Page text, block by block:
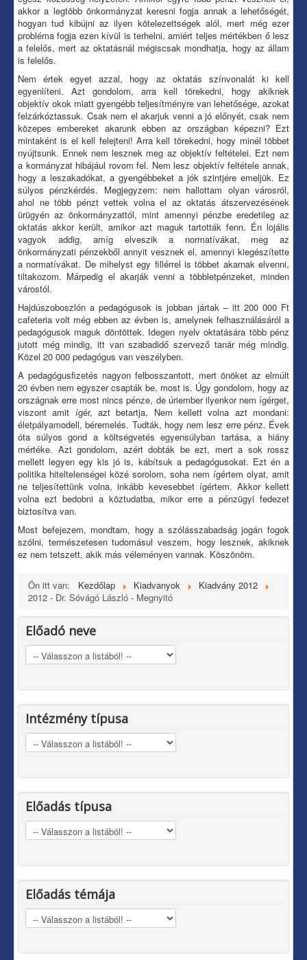
akkor a legtöbb önkormányzat keresni fogja annak a lehetőségét,
hogyan tud kibújni az ilyen kötelezettségek alól, mert még ezer
probléma fogja ezen kívül is terhelni, amiért teljes mértékben ő lesz
a felelős, mert az oktatásnál mégiscsak mondhatja, hogy az állam
is felelős.
Nem értek egyet azzal, hogy az oktatás színvonalát ki kell
egyenlíteni. Azt gondolom, arra kell törekedni, hogy akiknek
objektív okok miatt gyengébb teljesítményre van lehetősége, azokat
felzárkóztassuk. Csak nem el akarjuk venni a jó előnyét, csak nem
közepes embereket akarunk ebben az országban képezni? Ezt
mintaként is el kell felejteni! Arra kell törekedni, hogy minél többet
nyújtsunk. Ennek nem lesznek meg az objektív feltételei. Ezt nem
a kormányzat hibájául rovom fel. Nem lesz objektív feltétele annak,
hogy a leszakadókat, a gyengébbeket a jók szintjére emeljük. Ez
súlyos pénzkérdés. Megjegyzem: nem hallottam olyan városról,
ahol ne több pénzt vettek volna el az oktatás átszervezésének
ürügyén az önkormányzattól, mint amennyi pénzbe eredetileg az
oktatás akkor került, amikor azt maguk tartották fenn. Én lojális
vagyok addig, amíg elveszik a normatívákat, meg az
önkormányzati pénzekből annyit vesznek el, amennyi kiegészítette
a normatívákat. De mihelyst egy fillérrel is többet akarnak elvenni,
tiltakozom. Márpedig el akarják venni a többletpénzeket, minden
várostól.
Hajdúszoboszlón a pedagógusok is jobban jártak – itt 200 000 Ft
cafeteria volt még ebben az évben is, amelynek felhasználásáról a
pedagógusok maguk döntöttek. Idegen nyelv oktatására több pénz
jutott még mindig, itt van szabadidő szervező tanár még mindig.
Közel 20 000 pedagógus van veszélyben.
A pedagógusfizetés nagyon felbosszantott, mert önöket az elmúlt
20 évben nem egyszer csapták be, most is. Úgy gondolom, hogy az
országnak erre most nincs pénze, de úriember ilyenkor nem ígérget,
viszont amit ígér, azt betartja, Nem kellett volna azt mondani:
életpályamodell, béremelés. Tudták, hogy nem lesz erre pénz. Évek
óta súlyos gond a költségvetés egyensúlyban tartása, a hiány
mértéke. Azt gondolom, azért dobták be ezt, mert a sok rossz
mellett legyen egy kis jó is, kábítsuk a pedagógusokat. Ezt én a
politika hiteltelenségei közé sorolom, soha nem ígértem olyat, amit
ne teljesítettünk volna, inkább kevesebbet ígértem. Akkor kellett
volna ezt bedobni a köztudatba, mikor erre a pénzügyi fedezet
biztosítva van.
Most befejezem, mondtam, hogy a szólásszabadság jogán fogok
szólni, természetesen tudomásul veszem, hogy lesznek, akiknek
ez nem tetszett, akik más véleményen vannak. Köszönöm.
Ön itt van: Kezdőlap Kiadvanyok
Kiadvány 2012
2012 - Dr. Sóvágó László - Megnyitó
Előadó neve
Intézmény típusa
Előadás típusa
Előadás témája